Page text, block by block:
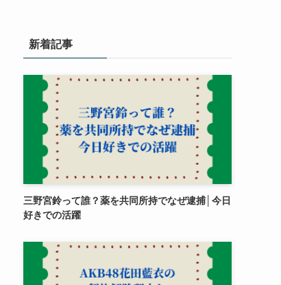
新着記事
三野宮鈴って誰？薬を共同所持でなぜ逮捕│今日
好きでの活躍